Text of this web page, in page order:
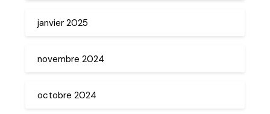
janvier 2025
novembre 2024
octobre 2024